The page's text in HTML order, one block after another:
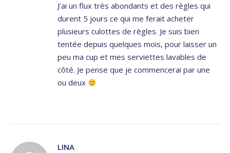
J’ai un flux très abondants et des règles qui
durent 5 jours ce qui me ferait acheter
plusieurs culottes de règles. Je suis bien
tentée depuis quelques mois, pour laisser un
peu ma cup et mes serviettes lavables de
côté. Je pense que je commencerai par une
ou deux
LINA